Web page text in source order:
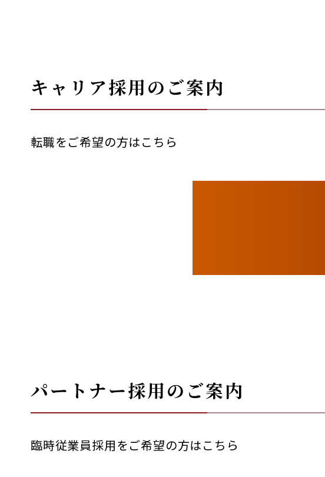
キャリア採用のご案内
転職をご希望の方はこちら
パートナー採用のご案内
臨時従業員採用をご希望の方はこちら